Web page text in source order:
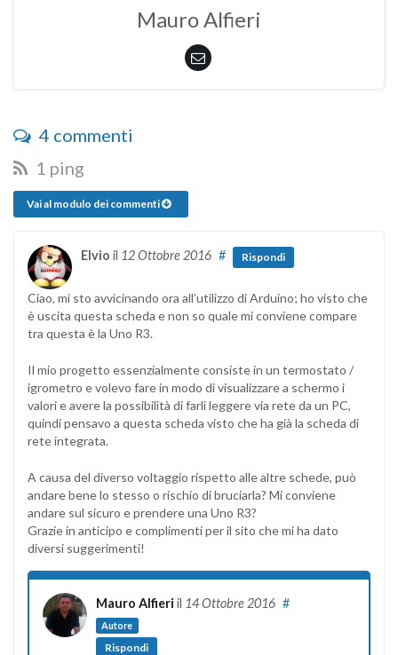
Mauro Alfieri
4 commenti
1 ping
Vai al modulo dei commenti
Elvio il 12 Ottobre 2016 # Rispondi
Ciao, mi sto avvicinando ora all’utilizzo di Arduino; ho visto che
è uscita questa scheda e non so quale mi conviene compare
tra questa è la Uno R3.
Il mio progetto essenzialmente consiste in un termostato /
igrometro e volevo fare in modo di visualizzare a schermo i
valori e avere la possibilità di farli leggere via rete da un PC,
quindi pensavo a questa scheda visto che ha già la scheda di
rete integrata.
A causa del diverso voltaggio rispetto alle altre schede, può
andare bene lo stesso o rischio di bruciarla? Mi conviene
andare sul sicuro e prendere una Uno R3?
Grazie in anticipo e complimenti per il sito che mi ha dato
diversi suggerimenti!
Mauro Alfieri il 14 Ottobre 2016
Autore
#
Rispondi